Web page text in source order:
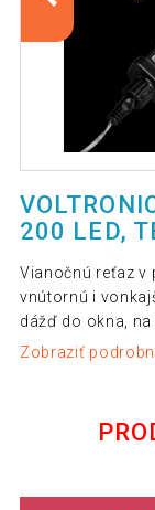
200 LED,
Vianočnú reťaz v
vnútornú i
dážď do okna,
Zobraziť